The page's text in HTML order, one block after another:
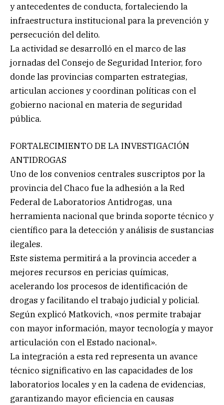
y antecedentes de conducta, fortaleciendo la
infraestructura institucional para la prevención y
persecución del delito.
La actividad se desarrolló en el marco de las
jornadas del Consejo de Seguridad Interior, foro
donde las provincias comparten estrategias,
articulan acciones y coordinan políticas con el
gobierno nacional en materia de seguridad
pública.
FORTALECIMIENTO DE LA INVESTIGACIÓN
ANTIDROGAS
Uno de los convenios centrales suscriptos por la
provincia del Chaco fue la adhesión a la Red
Federal de Laboratorios Antidrogas, una
herramienta nacional que brinda soporte técnico y
científico para la detección y análisis de sustancias
ilegales.
Este sistema permitirá a la provincia acceder a
mejores recursos en pericias químicas,
acelerando los procesos de identificación de
drogas y facilitando el trabajo judicial y policial.
Según explicó Matkovich, «nos permite trabajar
con mayor información, mayor tecnología y mayor
articulación con el Estado nacional».
La integración a esta red representa un avance
técnico significativo en las capacidades de los
laboratorios locales y en la cadena de evidencias,
garantizando mayor eficiencia en causas